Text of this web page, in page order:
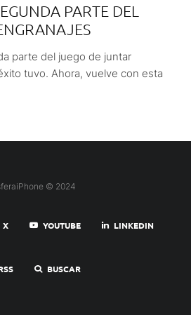
PARTE DEL
parte del juego de juntar
tuvo. Ahora, vuelve con esta
© 2024
X YOUTUBE LINKEDIN
BUSCAR